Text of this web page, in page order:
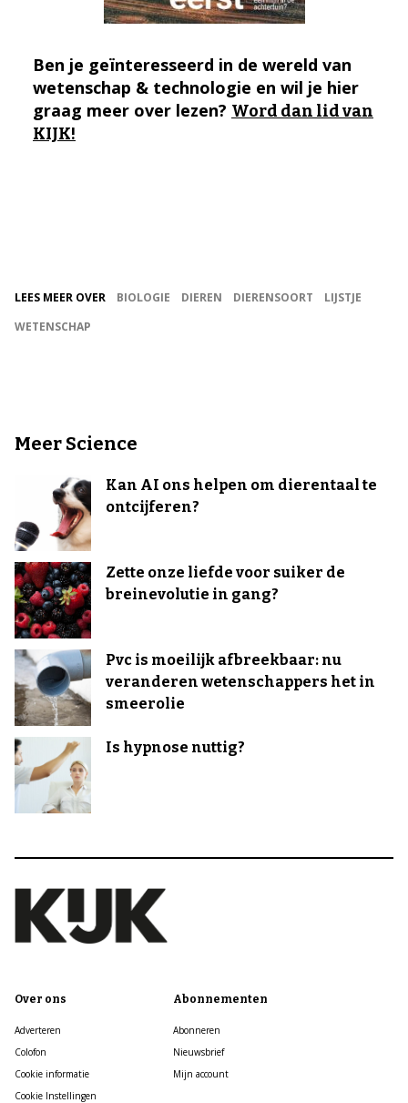
Ben je geïnteresseerd in de wereld van
wetenschap & technologie en wil je hier
graag meer over lezen? Word dan lid van
KIJK!
LEES MEER OVER BIOLOGIE DIEREN DIERENSOORT
LIJSTJE
WETENSCHAP
Meer Science
Kan AI ons helpen om dierentaal te
ontcijferen?
Zette onze liefde voor suiker de
breinevolutie in gang?
Pvc is moeilijk afbreekbaar: nu
veranderen wetenschappers het in
smeerolie
Is hypnose nuttig?
Over ons
Adverteren
Colofon
Cookie informatie
Cookie Instellingen
Abonnementen
Abonneren
Nieuwsbrief
Mijn account